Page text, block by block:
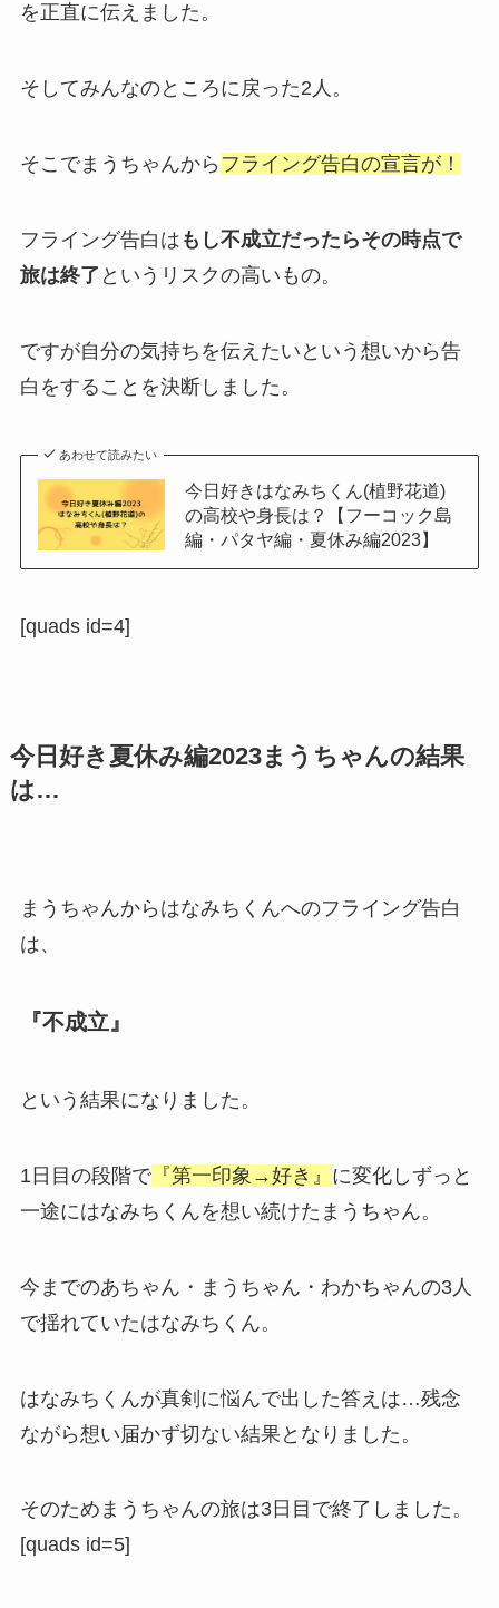
を正直に伝えました。
そしてみんなのところに戻った2人。
そこでまうちゃんから フライング告白の宣言が！
フライング告白は もし不成立だったらその時点で
旅は終了 というリスクの高いもの。
ですが自分の気持ちを伝えたいという想いから告
白をすることを決断しました。
あわせて読みたい
今日好きはなみちくん(植野花道)
の高校や身長は？【フーコック島
編・パタヤ編・夏休み編2023】
[quads id=4]
今日好き夏休み編2023まうちゃんの結果
は…
まうちゃんからはなみちくんへのフライング告白
は、
『不成立』
という結果になりました。
1日目の段階で『第一印象→好き』 に変化しずっと
一途にはなみちくんを想い続けたまうちゃん。
今までのあちゃん・まうちゃん・わかちゃんの3人
で揺れていたはなみちくん。
はなみちくんが真剣に悩んで出した答えは…残念
ながら想い届かず切ない結果となりました。
そのためまうちゃんの旅は3日目で終了しました。
[quads id=5]